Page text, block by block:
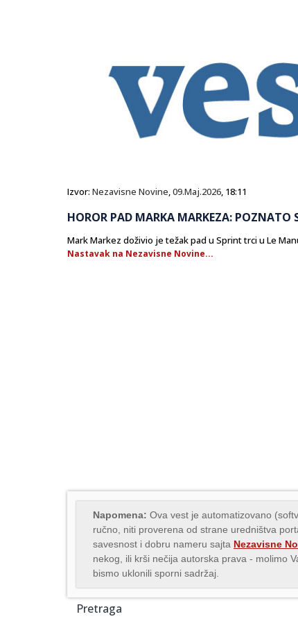
Izvor: Nezavisne Novine,09.Maj.2026, 18:11
HOROR PAD MARKA MARKEZA: POZNATO
Mark Markez doživio je težak pad u Sprint trci u Le
Nastavak na Nezavisne Novine...
Napomena: Ova vest je automatizovano
ručno, niti proverena od strane uredništva
savesnost i dobru nameru sajta Nezavisne
nekog, ili krši nečija autorska prava - molimo
bismo uklonili sporni sadržaj.
Pretraga